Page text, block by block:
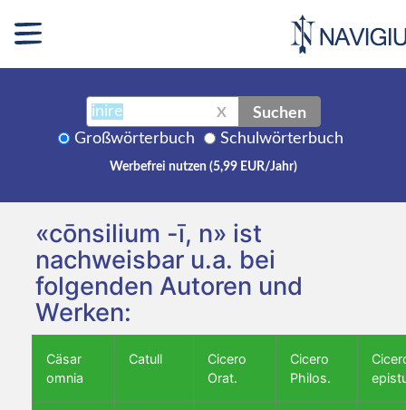
X Suchen
Großwörterbuch Schulwörterbuch
Werbefrei nutzen (5,99 EUR/Jahr)
«cōnsilium -ī, n» ist
nachweisbar u.a. bei
folgenden Autoren und
Werken:
Cäsar
omnia
Catull
Cicero
Orat.
Cicero
Philos.